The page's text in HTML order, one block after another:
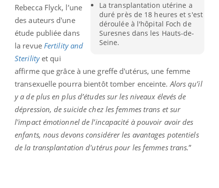
La transplantation utérine a
duré près de 18 heures et s'est
déroulée à l'hôpital Foch de
Suresnes dans les Hauts-de-
Seine.
Rebecca Flyck, l’une
des auteurs d'une
étude publiée dans
la revue Fertility and
Sterilityet qui
affirme que grâce à une greffe d'utérus, une femme
transexuelle pourra bientôt tomber enceinte. Alors qu’il
y a de plus en plus d’études sur les niveaux élevés de
dépression, de suicide chez les femmes trans et sur
l'impact émotionnel de l’incapacité à pouvoir avoir des
enfants, nous devons considérer les avantages potentiels
de la transplantation d'utérus pour les femmes trans.”